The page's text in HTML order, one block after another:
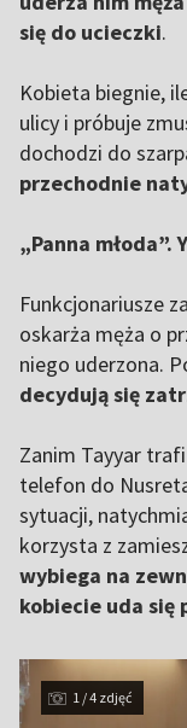
się do ucieczki.
Kobieta biegnie,
ulicy i próbuje
dochodzi do
przechodnie
„Panna
Funkcjonariusze
oskarża męża o
niego uderzona.
decydują się
Zanim Tayyar
telefon do
sytuacji,
korzysta z
wybiega na
kobiecie uda się
1 / 4 zdjęć